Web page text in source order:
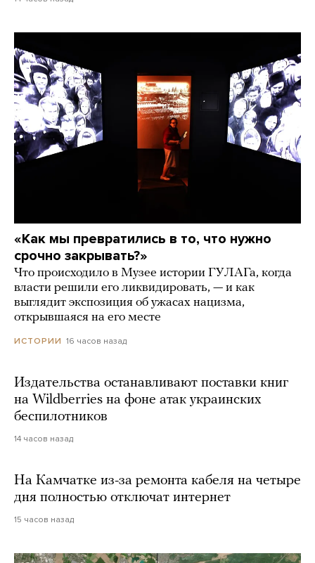
«Как мы превратились в то, что нужно
срочно закрывать?»
Что происходило в Музее истории ГУЛАГа, когда
власти решили его ликвидировать, — и как
выглядит экспозиция об ужасах нацизма,
открывшаяся на его месте
ИСТОРИИ 16 часов назад
Издательства останавливают поставки книг
на Wildberries на фоне атак украинских
беспилотников
14 часов назад
На Камчатке из-за ремонта кабеля на четыре
дня полностью отключат интернет
15 часов назад